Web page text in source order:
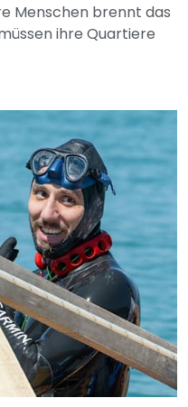
Menschen brennt das
ihre Quartiere